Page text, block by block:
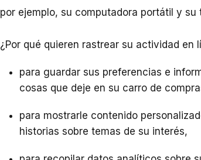
por ejemplo, su computadora portátil y su
¿Por qué quieren rastrear su actividad en
para guardar sus preferencias e
cosas que deje en su carro de
para mostrarle contenido
historias sobre temas de su interés,